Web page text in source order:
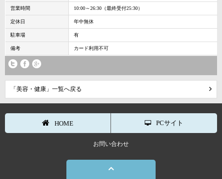
営業時間 10:00～26:30（最終受付25:30）
定休日 年中無休
駐車場 有
備考 カード利用不可
「美容・健康」一覧へ戻る
HOME PCサイト
お問い合わせ